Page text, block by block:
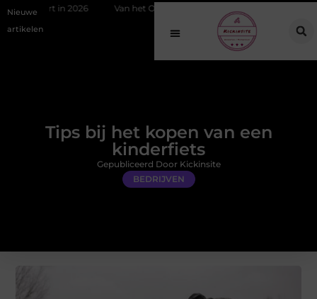
Nieuwe
artikelen
Van het Oude Dorp tot de Gouden Driehoek: welke
Tips bij het kopen van een
kinderfiets
BEDRIJVEN
Gepubliceerd Door Kickinsite